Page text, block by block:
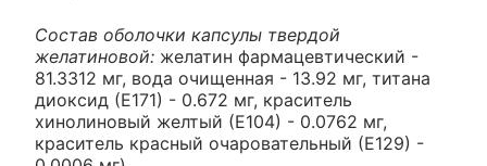
Состав оболочки капсулы твердой
желатиновой: желатин фармацевтический -
81.3312 мг, вода очищенная - 13.92 мг, титана
диоксид (Е171) - 0.672 мг, краситель
хинолиновый желтый (Е104) - 0.0762 мг,
краситель красный очаровательный (Е129) -